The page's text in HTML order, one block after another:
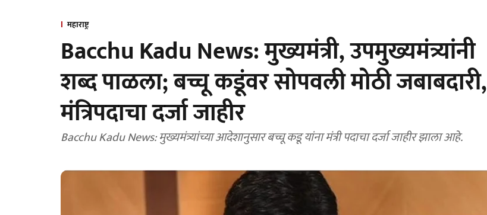
महाराष्ट्र
Bacchu Kadu News: मुख्यमंत्री, उपमुख्यमंत्र्यांनी
शब्द पाळला; बच्चू कडूंवर सोपवली मोठी जबाबदारी,
मंत्रिपदाचा दर्जा जाहीर
Bacchu Kadu News: मुख्यमंत्र्यांच्या आदेशानुसार बच्चू कडू यांना मंत्री पदाचा दर्जा जाहीर झाला आहे.